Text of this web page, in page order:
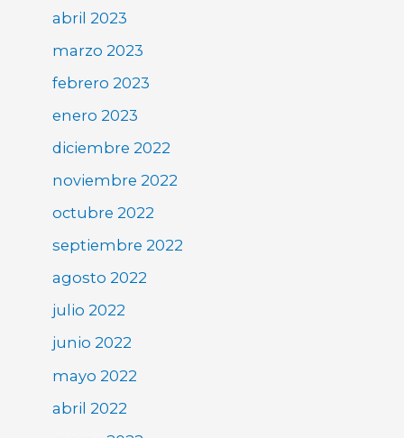
abril 2023
marzo 2023
febrero 2023
enero 2023
diciembre 2022
noviembre 2022
octubre 2022
septiembre 2022
agosto 2022
julio 2022
junio 2022
mayo 2022
abril 2022